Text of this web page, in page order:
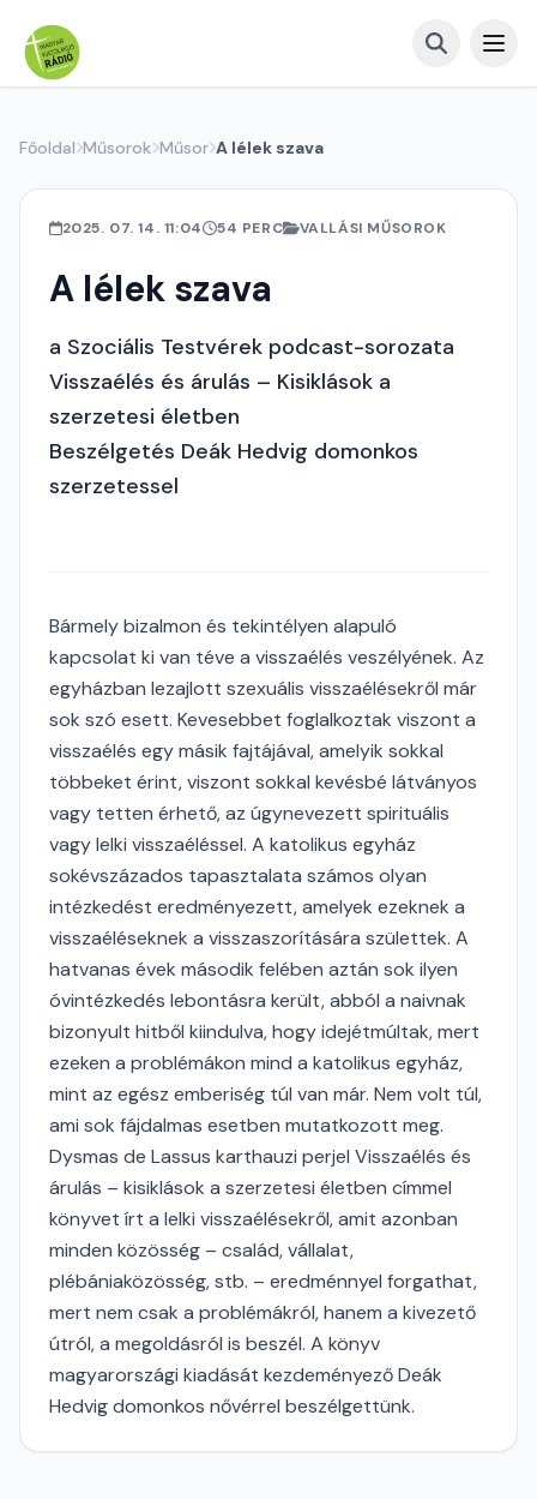
Főoldal Műsorok Műsor A lélek szava
2025. 07. 14. 11:04 54 PERC VALLÁSI MŰSOROK
A lélek szava
a Szociális Testvérek podcast-sorozata
Visszaélés és árulás – Kisiklások a
szerzetesi életben
Beszélgetés Deák Hedvig domonkos
szerzetessel
Bármely bizalmon és tekintélyen alapuló
kapcsolat ki van téve a visszaélés veszélyének. Az
egyházban lezajlott szexuális visszaélésekről már
sok szó esett. Kevesebbet foglalkoztak viszont a
visszaélés egy másik fajtájával, amelyik sokkal
többeket érint, viszont sokkal kevésbé látványos
vagy tetten érhető, az úgynevezett spirituális
vagy lelki visszaéléssel. A katolikus egyház
sokévszázados tapasztalata számos olyan
intézkedést eredményezett, amelyek ezeknek a
visszaéléseknek a visszaszorítására születtek. A
hatvanas évek második felében aztán sok ilyen
óvintézkedés lebontásra került, abból a naivnak
bizonyult hitből kiindulva, hogy idejétmúltak, mert
ezeken a problémákon mind a katolikus egyház,
mint az egész emberiség túl van már. Nem volt túl,
ami sok fájdalmas esetben mutatkozott meg.
Dysmas de Lassus karthauzi perjel Visszaélés és
árulás – kisiklások a szerzetesi életben címmel
könyvet írt a lelki visszaélésekről, amit azonban
minden közösség – család, vállalat,
plébániaközösség, stb. – eredménnyel forgathat,
mert nem csak a problémákról, hanem a kivezető
útról, a megoldásról is beszél. A könyv
magyarországi kiadását kezdeményező Deák
Hedvig domonkos nővérrel beszélgettünk.